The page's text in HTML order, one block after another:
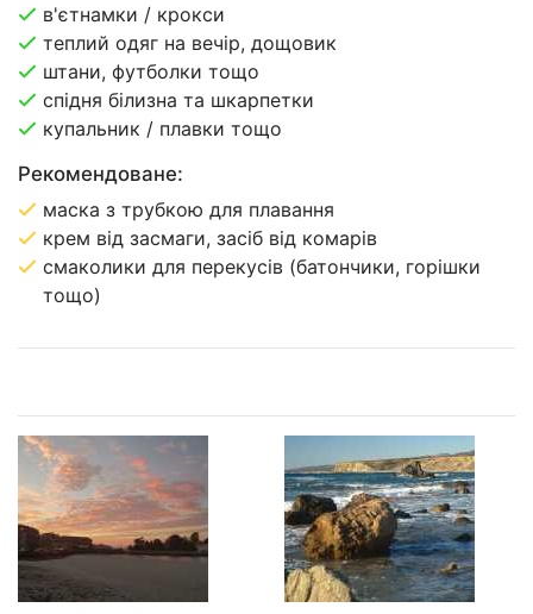
в'єтнамки / крокси
теплий одяг на вечір, дощовик
штани, футболки тощо
спідня білизна та шкарпетки
купальник / плавки тощо
Рекомендоване:
маска з трубкою для плавання
крем від засмаги, засіб від комарів
смаколики для перекусів (батончики, горішки
тощо)